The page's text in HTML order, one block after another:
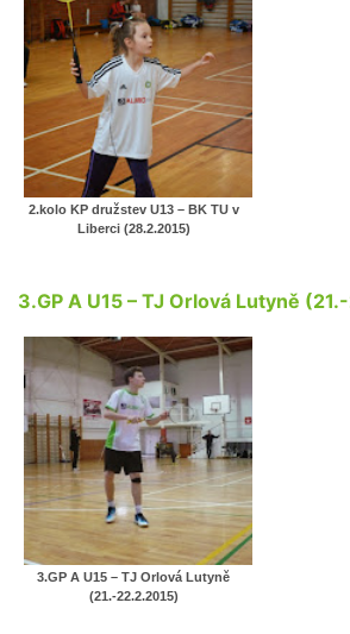
2.kolo KP družstev U13 – BK TU v
Liberci (28.2.2015)
3.GP A U15 – TJ Orlová Lutyně
3.GP A U15 – TJ Orlová Lutyně
(21.-22.2.2015)